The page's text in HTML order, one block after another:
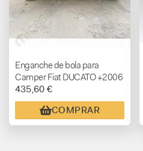
Enganche de bola para
Camper Fiat DUCATO +2006
(Bola extraible con cierre)
435,60 €
COMPRAR